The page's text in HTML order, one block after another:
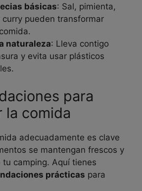
básicas: Sal, pimienta,
curry pueden transformar
naturaleza: Lleva contigo
y evita usar plásticos
para
la comida
adecuadamente es clave
se mantengan frescos y
camping. Aquí tienes
prácticas para